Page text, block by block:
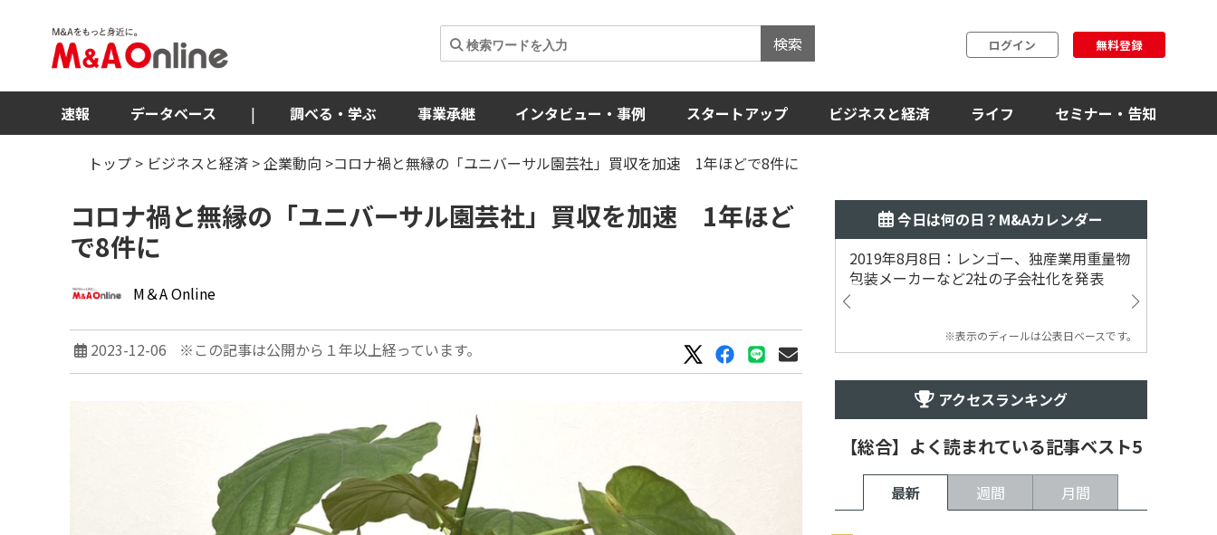
検索 ログイン 無料登録
速報 データベース | 調べる・学ぶ 事業承継 インタビュー・事例 スタートアップ ビジネスと経済 ライフ セミナー・告知
トップ > ビジネスと経済 >企業動向 >コロナ禍と無縁の「ユニバーサル園芸社」買収を加速 1年ほどで8件に
コロナ禍と無縁の「ユニバーサル園芸社」買収を加速 1年ほど
で8件に
M＆A Online
2023-12-06 ※この記事は公開から１年以上経っています。
今日は何の日？M&Aカレンダー
2019年8月8日：レンゴー、独産業用重量物
包装メーカーなど2社の子会社化を発表
※表示のディールは公表日ベースです。
アクセスランキング
【総合】よく読まれている記事ベスト5
最新 週間 月間